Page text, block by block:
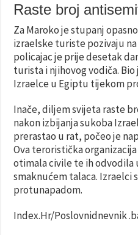
Raste broj
Za Maroko je stupanj
izraelske turiste pozivaju
policajac je prije desetak
turista i njihovog vodiča.
Izraelce u Egiptu tijekom
Inače, diljem svijeta raste
nakon izbijanja sukoba
prerastao u rat, počeo je
Ova teroristička
otimala civile te ih odvodila
smaknućem talaca. Izraelci
protunapadom.
Index.Hr/Poslovnidnevnik